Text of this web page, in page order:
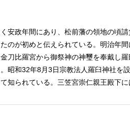
安政年間にあり、松前藩の領地の頃
のが初めと伝えられている。明治年
刀比羅宮から御祭神の神璽を奉戴し
昭和32年8月3日宗教法人羅臼神社を
知られている。三笠宮崇仁親王殿下